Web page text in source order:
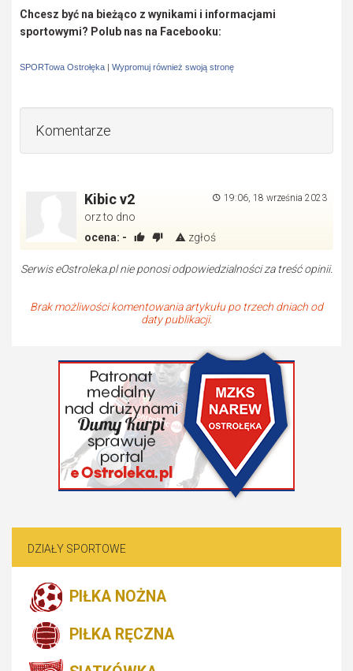
Chcesz być na bieżąco z wynikami i informacjami
sportowymi? Polub nas na Facebooku:
SPORTowa Ostrołęka | Wypromuj również swoją stronę
Komentarze
19:06, 18 września 2023
Kibic v2
orz to dno
ocena: - zgłoś
Serwis eOstroleka.pl nie ponosi odpowiedzialności za treść opinii.
Brak możliwości komentowania artykułu po trzech dniach od
daty publikacji.
DZIAŁY SPORTOWE
PIŁKA NOŻNA
PIŁKA RĘCZNA